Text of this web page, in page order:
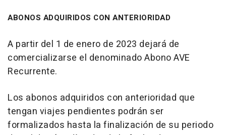
ABONOS ADQUIRIDOS CON ANTERIORIDAD
A partir del 1 de enero de 2023 dejará de
comercializarse el denominado Abono AVE
Recurrente.
Los abonos adquiridos con anterioridad que
tengan viajes pendientes podrán ser
formalizados hasta la finalización de su periodo